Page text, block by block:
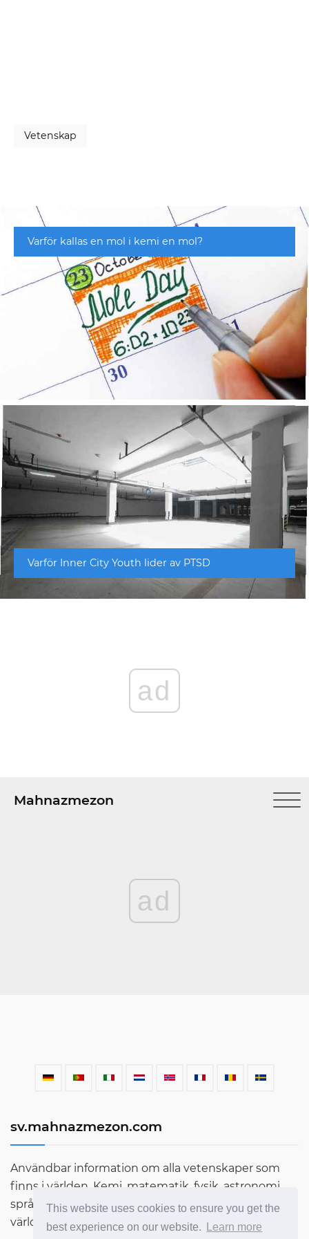
This website uses cookies to ensure you get the
best experience on our website.
Learn more
Vetenskap
Varför kallas en mol i kemi en mol?
Varför Inner City Youth lider av PTSD
ad
Mahnazmezon
ad
sv.mahnazmezon.com
Användbar information om alla vetenskaper som
finns i världen. Kemi, matematik, fysik, astronomi,
språk, litteratur och mycket mer. Ta reda på mer om
världen genom vår blogg!